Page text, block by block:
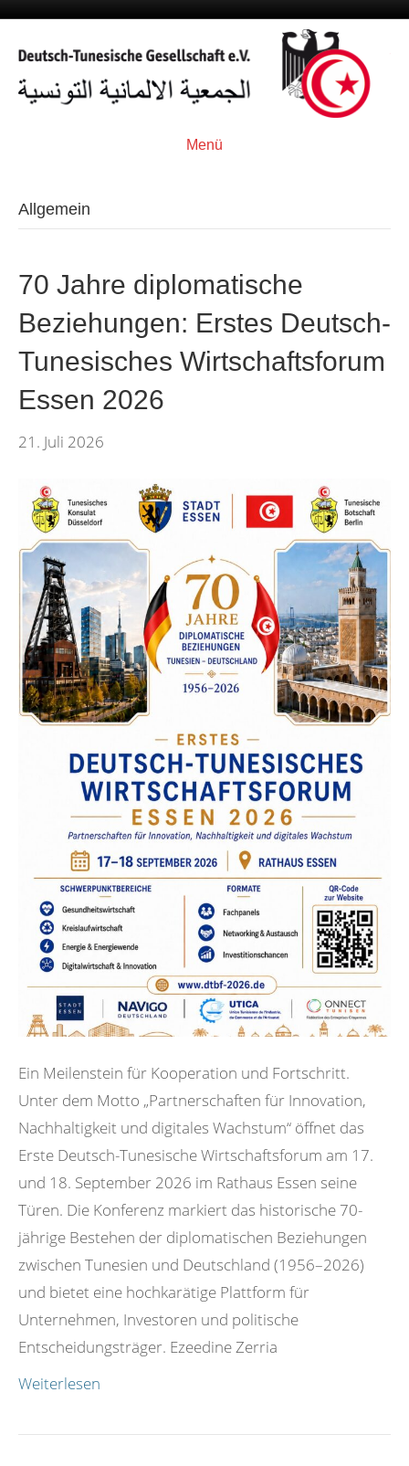
Menü
Allgemein
70 Jahre diplomatische
Beziehungen: Erstes Deutsch-
Tunesisches Wirtschaftsforum
Essen 2026
21. Juli 2026
Ein Meilenstein für Kooperation und Fortschritt.
Unter dem Motto „Partnerschaften für Innovation,
Nachhaltigkeit und digitales Wachstum“ öffnet das
Erste Deutsch-Tunesische Wirtschaftsforum am 17.
und 18. September 2026 im Rathaus Essen seine
Türen. Die Konferenz markiert das historische 70-
jährige Bestehen der diplomatischen Beziehungen
zwischen Tunesien und Deutschland (1956–2026)
und bietet eine hochkarätige Plattform für
Unternehmen, Investoren und politische
Entscheidungsträger. Ezeedine Zerria
Weiterlesen